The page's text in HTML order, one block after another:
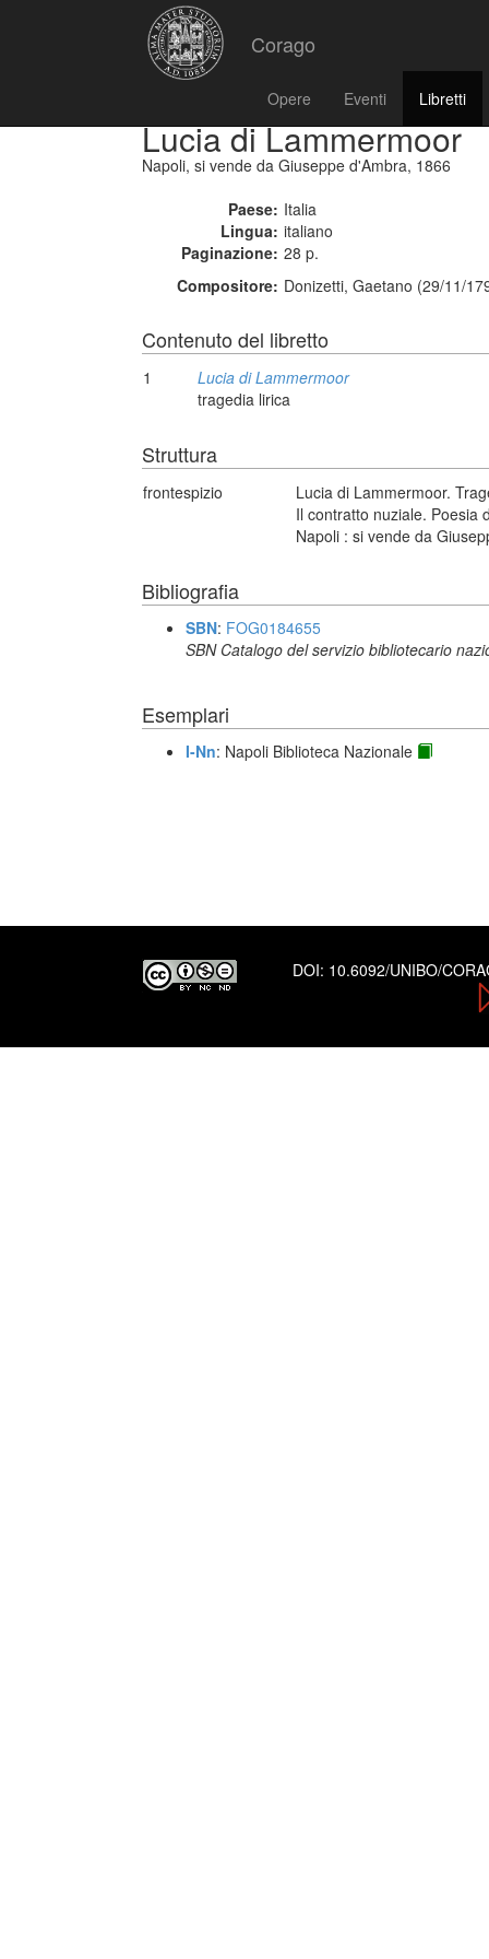
Corago
Opere Eventi Libretti
Lucia di Lammermoor
Napoli, si vende da Giuseppe d'Ambra, 1866
Paese: Italia
Lingua: italiano
Paginazione: 28 p.
Compositore: Donizetti, Gaetano (29/11/
Contenuto del libretto
1
Lucia di Lammermoor
tragedia lirica
Struttura
frontespizio
Lucia di Lammermoor.
Il contratto nuziale. Poesia
Napoli : si vende da
Bibliografia
SBN: FOG0184655
SBN Catalogo del servizio bibliotecario
Esemplari
I-Nn: Napoli Biblioteca Nazionale
DOI: 10.6092/UNIBO/